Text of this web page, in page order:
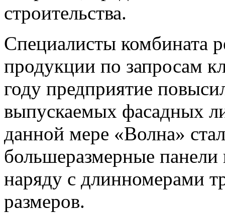
строительства.
Специалисты комбината
продукции по запросам
году предприятие
выпускаемых фасадных
данной мере «Волна»
большеразмерные
наряду с длинномерами
размеров.